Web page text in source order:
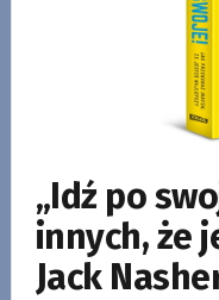
„Idź po
innych, że
Jack